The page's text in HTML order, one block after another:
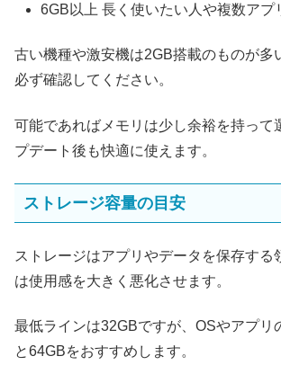
6GB以上 長く使いたい人や複数アプ
古い機種や激安機は2GB搭載のものが多
必ず確認してください。
可能であればメモリは少し余裕を持って
プデート後も快適に使えます。
ストレージ容量の目安
ストレージはアプリやデータを保存する
は使用感を大きく悪化させます。
最低ラインは32GBですが、OSやアプリ
と64GBをおすすめします。